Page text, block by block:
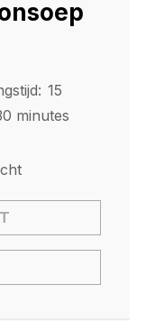
15
minutes